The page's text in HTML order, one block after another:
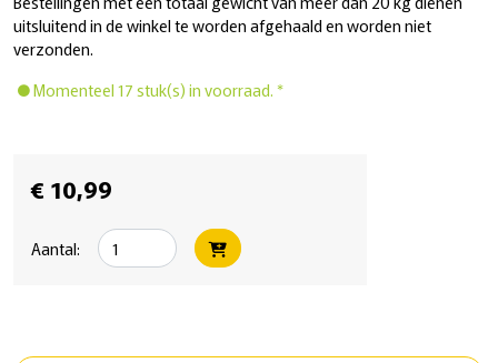
uitsluitend in de winkel te worden afgehaald en worden niet
verzonden.
Momenteel 17 stuk(s) in voorraad. *
€ 10,99
Aantal: